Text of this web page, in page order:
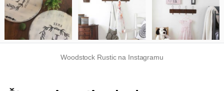
Woodstock Rustic na Instagramu